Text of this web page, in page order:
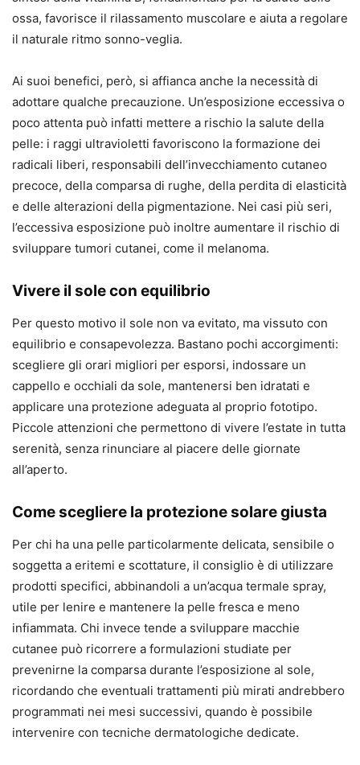
ossa, favorisce il rilassamento muscolare e aiuta a regolare
il naturale ritmo sonno-veglia.
Ai suoi benefici, però, si affianca anche la necessità di
adottare qualche precauzione. Un’esposizione eccessiva o
poco attenta può infatti mettere a rischio la salute della
pelle: i raggi ultravioletti favoriscono la formazione dei
radicali liberi, responsabili dell’invecchiamento cutaneo
precoce, della comparsa di rughe, della perdita di elasticità
e delle alterazioni della pigmentazione. Nei casi più seri,
l’eccessiva esposizione può inoltre aumentare il rischio di
sviluppare tumori cutanei, come il melanoma.
Vivere il sole con equilibrio
Per questo motivo il sole non va evitato, ma vissuto con
equilibrio e consapevolezza. Bastano pochi accorgimenti:
scegliere gli orari migliori per esporsi, indossare un
cappello e occhiali da sole, mantenersi ben idratati e
applicare una protezione adeguata al proprio fototipo.
Piccole attenzioni che permettono di vivere l’estate in tutta
serenità, senza rinunciare al piacere delle giornate
all’aperto.
Come scegliere la protezione solare giusta
Per chi ha una pelle particolarmente delicata, sensibile o
soggetta a eritemi e scottature, il consiglio è di utilizzare
prodotti specifici, abbinandoli a un’acqua termale spray,
utile per lenire e mantenere la pelle fresca e meno
infiammata. Chi invece tende a sviluppare macchie
cutanee può ricorrere a formulazioni studiate per
prevenirne la comparsa durante l’esposizione al sole,
ricordando che eventuali trattamenti più mirati andrebbero
programmati nei mesi successivi, quando è possibile
intervenire con tecniche dermatologiche dedicate.